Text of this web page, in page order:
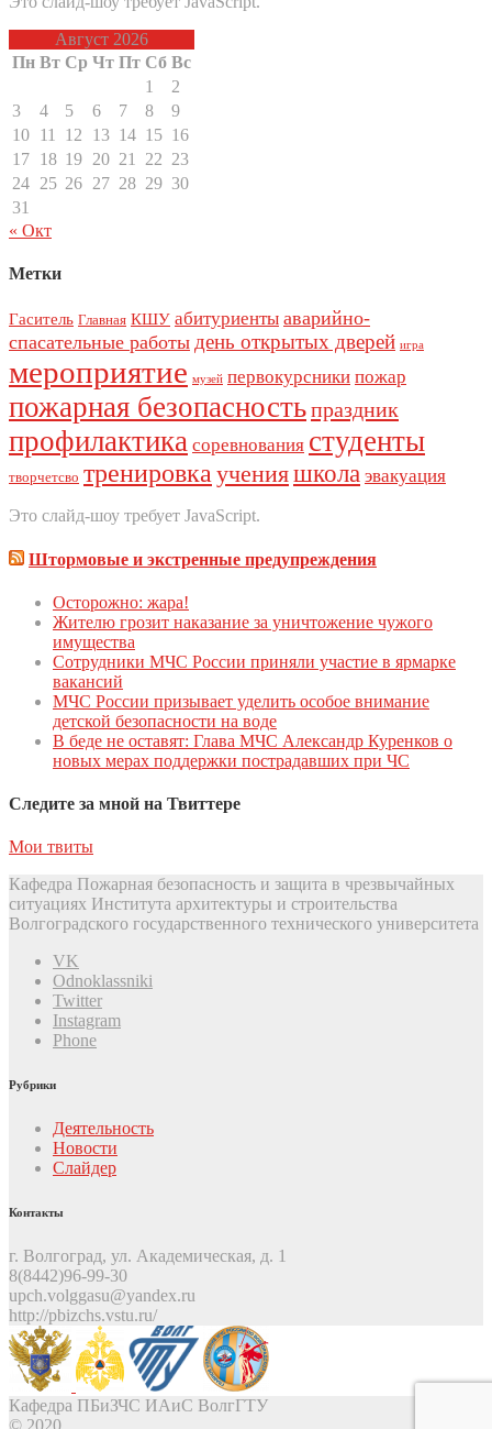
Август 2026
Пн Вт Ср Чт Пт Сб Вс
1
2
3
4 5 6 7 8
9
10 11 12 13 14 15 16
17 18 19 20 21 22 23
24 25 26 27 28 29 30
31
« Окт
Метки
Гаситель Главная КШУ абитуриенты аварийно-
спасательные работы день открытых дверей игра
мероприятие музей первокурсники пожар
пожарная безопасностьпраздник
профилактика соревнования студенты
творчетсво тренировкаученияшкола эвакуация
Это слайд-шоу требует JavaScript.
Штормовые и экстренные предупреждения
Осторожно: жара!
Жителю грозит наказание за уничтожение чужого
имущества
Сoтрудники МЧС Рoссии приняли участие в ярмарке
вакансий
МЧС России призывает уделить особое внимание
детской безопасности на воде
В беде не оставят: Глава МЧС Александр Куренков о
новых мерах поддержки пострадавших при ЧС
Следите за мной на Твиттере
Мои твиты
Кафедра Пожарная безопасность и защита в чрезвычайных
ситуациях Института архитектуры и строительства
Волгоградского государственного технического университета
VK
Odnoklassniki
Twitter
Instagram
Phone
Рубрики
Деятельность
Новости
Слайдер
Контакты
г. Волгоград, ул. Академическая, д. 1
8(8442)96-99-30
upch.volggasu@yandex.ru
http://pbizchs.vstu.ru/
Кафедра ПБиЗЧС ИАиС ВолгГТУ